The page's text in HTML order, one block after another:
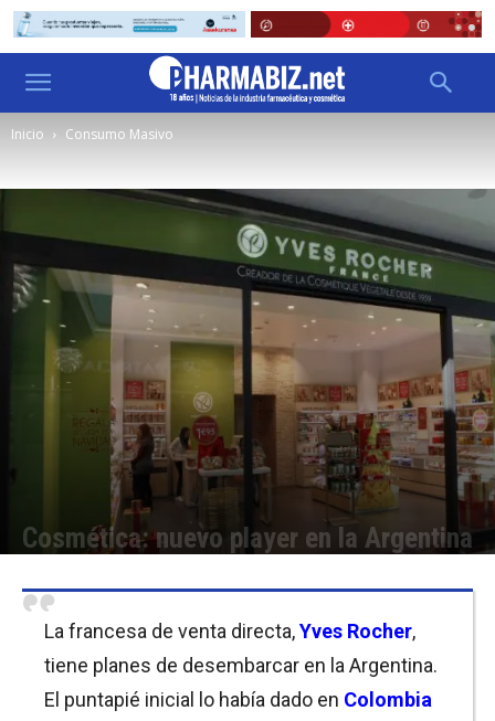
Inicio Consumo Masivo
Cosmética: nuevo player en la Argentina
La francesa de venta directa,Yves Rocher,
tiene planes de desembarcar en la Argentina.
El puntapié inicial lo había dado en Colombia